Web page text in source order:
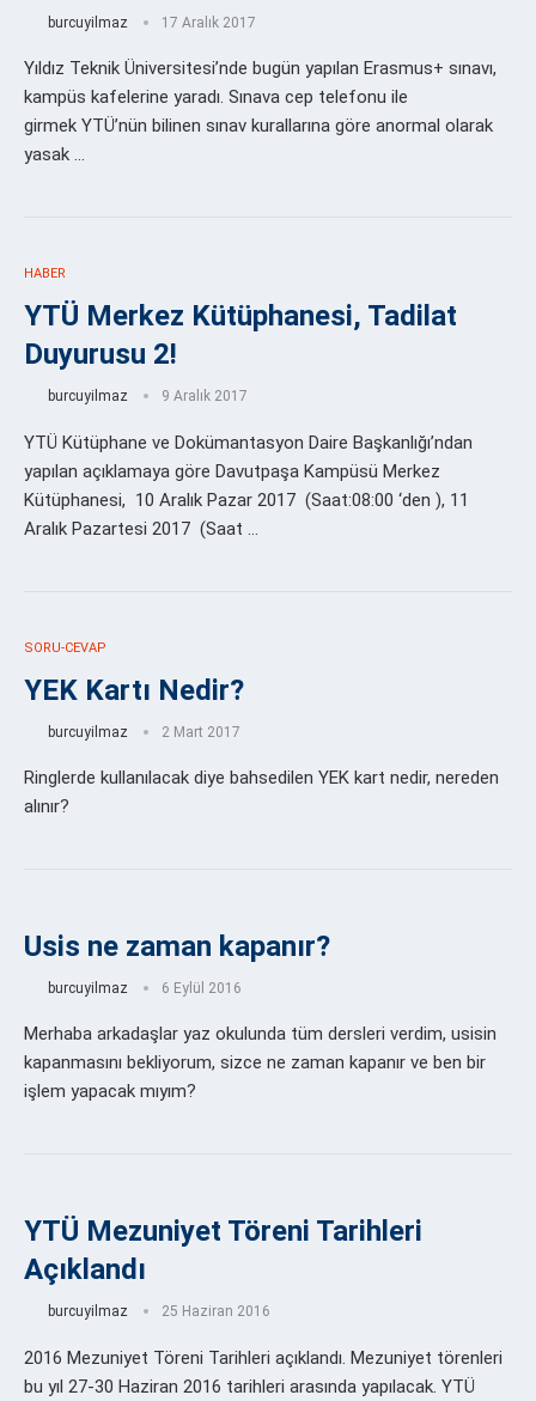
burcuyilmaz 17 Aralık 2017
Yıldız Teknik Üniversitesi’nde bugün yapılan Erasmus+ sınavı,
kampüs kafelerine yaradı. Sınava cep telefonu ile
girmek YTÜ’nün bilinen sınav kurallarına göre anormal olarak
yasak …
HABER
YTÜ Merkez Kütüphanesi, Tadilat
Duyurusu 2!
burcuyilmaz 9 Aralık 2017
YTÜ Kütüphane ve Dokümantasyon Daire Başkanlığı’ndan
yapılan açıklamaya göre Davutpaşa Kampüsü Merkez
Kütüphanesi, 10 Aralık Pazar 2017 (Saat:08:00 ‘den ), 11
Aralık Pazartesi 2017 (Saat …
SORU-CEVAP
YEK Kartı Nedir?
burcuyilmaz 2 Mart 2017
Ringlerde kullanılacak diye bahsedilen YEK kart nedir, nereden
alınır?
Usis ne zaman kapanır?
burcuyilmaz 6 Eylül 2016
Merhaba arkadaşlar yaz okulunda tüm dersleri verdim, usisin
kapanmasını bekliyorum, sizce ne zaman kapanır ve ben bir
işlem yapacak mıyım?
YTÜ Mezuniyet Töreni Tarihleri
Açıklandı
burcuyilmaz 25 Haziran 2016
2016 Mezuniyet Töreni Tarihleri açıklandı. Mezuniyet törenleri
bu yıl 27-30 Haziran 2016 tarihleri arasında yapılacak. YTÜ